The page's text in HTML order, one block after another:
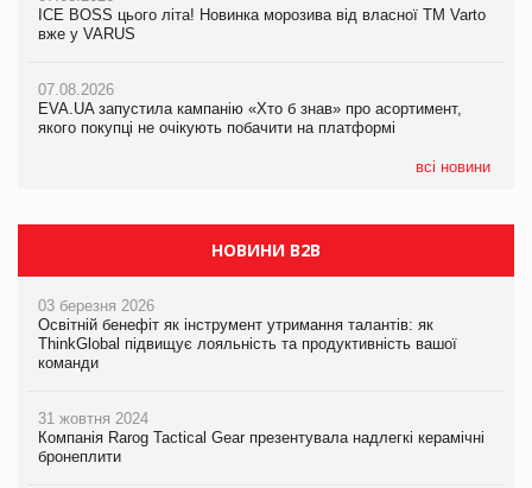
ICE BOSS цього літа! Новинка морозива від власної ТМ Varto
вже у VARUS
07.08.2026
EVA.UA запустила кампанію «Хто б знав» про асортимент,
якого покупці не очікують побачити на платформі
всі новини
НОВИНИ B2B
03 березня 2026
Освітній бенефіт як інструмент утримання талантів: як
ThinkGlobal підвищує лояльність та продуктивність вашої
команди
31 жовтня 2024
Компанія Rarog Tactical Gear презентувала надлегкі керамічні
бронеплити